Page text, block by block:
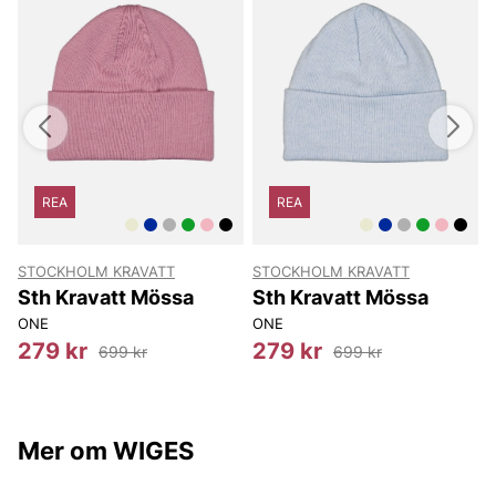
REA
STOCKHOLM KRAVATT
Sth Kravatt Mössa
ONE
279 kr 699 kr
REA
STOCKHOLM KRAVATT
Sth Kravatt Mössa
ONE
279 kr 699 kr
Mer om WIGES